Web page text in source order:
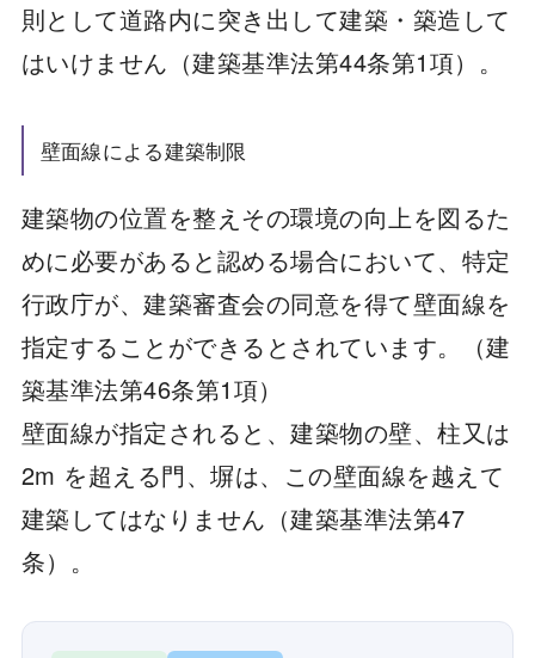
則として道路内に突き出して建築・築造して
はいけません（建築基準法第44条第1項）。
壁面線による建築制限
建築物の位置を整えその環境の向上を図るた
めに必要があると認める場合において、特定
行政庁が、建築審査会の同意を得て壁面線を
指定することができるとされています。（建
築基準法第46条第1項）
壁面線が指定されると、建築物の壁、柱又は
2m を超える門、塀は、この壁面線を越えて
建築してはなりません（建築基準法第47
条）。